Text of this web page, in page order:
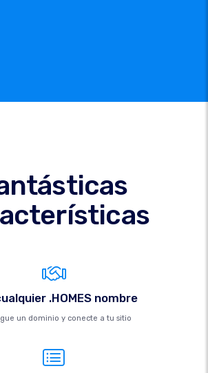
.HOMES nombre
un dominio y conecte a tu sitio